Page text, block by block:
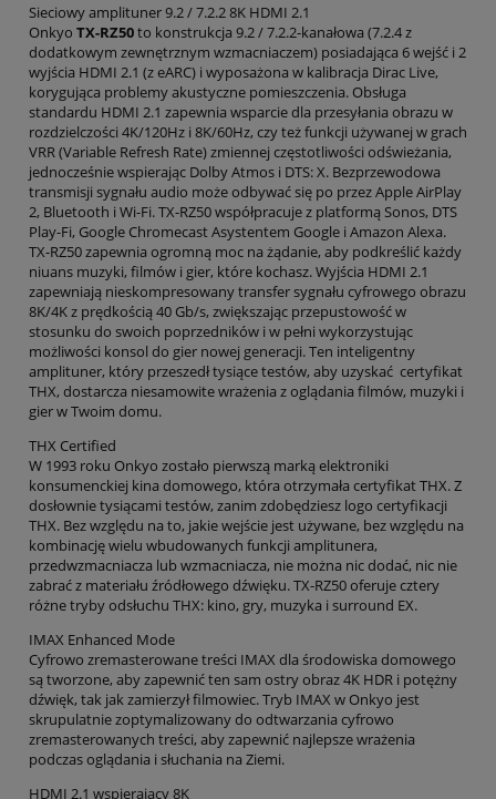
Sieciowy amplituner 9.2 / 7.2.2 8K HDMI 2.1
Onkyo TX-RZ50to konstrukcja 9.2 / 7.2.2-kanałowa (7.2.4 z
dodatkowym zewnętrznym wzmacniaczem) posiadająca 6 wejść i 2
wyjścia HDMI 2.1 (z eARC) i wyposażona w kalibracja Dirac Live,
korygująca problemy akustyczne pomieszczenia. Obsługa
standardu HDMI 2.1 zapewnia wsparcie dla przesyłania obrazu w
rozdzielczości 4K/120Hz i 8K/60Hz, czy też funkcji używanej w grach
VRR (Variable Refresh Rate) zmiennej częstotliwości odświeżania,
jednocześnie wspierając Dolby Atmos i DTS: X. Bezprzewodowa
transmisji sygnału audio może odbywać się po przez Apple AirPlay
2, Bluetooth i Wi-Fi. TX-RZ50 współpracuje z platformą Sonos, DTS
Play-Fi, Google Chromecast Asystentem Google i Amazon Alexa.
TX-RZ50 zapewnia ogromną moc na żądanie, aby podkreślić każdy
niuans muzyki, filmów i gier, które kochasz. Wyjścia HDMI 2.1
zapewniają nieskompresowany transfer sygnału cyfrowego obrazu
8K/4K z prędkością 40 Gb/s, zwiększając przepustowość w
stosunku do swoich poprzedników i w pełni wykorzystując
możliwości konsol do gier nowej generacji. Ten inteligentny
amplituner, który przeszedł tysiące testów, aby uzyskać certyfikat
THX, dostarcza niesamowite wrażenia z oglądania filmów, muzyki i
gier w Twoim domu.
THX Certified
W 1993 roku Onkyo zostało pierwszą marką elektroniki
konsumenckiej kina domowego, która otrzymała certyfikat THX. Z
dosłownie tysiącami testów, zanim zdobędziesz logo certyfikacji
THX. Bez względu na to, jakie wejście jest używane, bez względu na
kombinację wielu wbudowanych funkcji amplitunera,
przedwzmacniacza lub wzmacniacza, nie można nic dodać, nic nie
zabrać z materiału źródłowego dźwięku. TX-RZ50 oferuje cztery
różne tryby odsłuchu THX: kino, gry, muzyka i surround EX.
IMAX Enhanced Mode
Cyfrowo zremasterowane treści IMAX dla środowiska domowego
są tworzone, aby zapewnić ten sam ostry obraz 4K HDR i potężny
dźwięk, tak jak zamierzył filmowiec. Tryb IMAX w Onkyo jest
skrupulatnie zoptymalizowany do odtwarzania cyfrowo
zremasterowanych treści, aby zapewnić najlepsze wrażenia
podczas oglądania i słuchania na Ziemi.
HDMI 2.1 wspierający 8K